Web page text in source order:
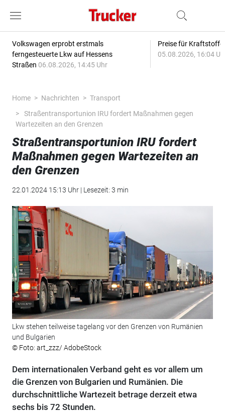
Volkswagen erprobt erstmals
ferngesteuerte Lkw auf Hessens
Straßen 06.08.2026, 14:45 Uhr
Preise für
05.08.2026, 16:04
Home Nachrichten
Transport
Straßentransportunion IRU fordert Maßnahmen gegen
Wartezeiten an den Grenzen
Straßentransportunion IRU fordert
Maßnahmen gegen Wartezeiten an
den Grenzen
22.01.2024 15:13 Uhr | Lesezeit: 3 min
Lkw stehen teilweise tagelang vor den Grenzen von Rumänien
und Bulgarien
© Foto: art_zzz/ AdobeStock
Dem internationalen Verband geht es vor allem um
die Grenzen von Bulgarien und Rumänien. Die
durchschnittliche Wartezeit betrage derzeit etwa
sechs bis 72 Stunden.